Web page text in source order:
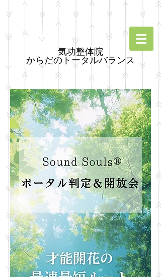
気功整体院
からだのトータルバランス